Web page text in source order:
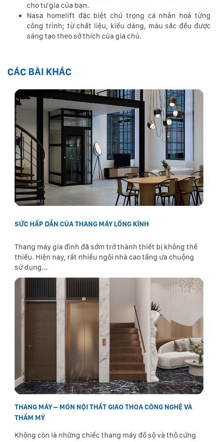
cho tư gia của bạn.
Nasa homelift đặc biệt chú trọng cá nhân hoá từng
công trình; từ chất liệu, kiểu dáng, màu sắc đều được
sáng tạo theo sở thích của gia chủ.
CÁC BÀI KHÁC
SỨC HẤP DẪN CỦA THANG MÁY LỒNG KÍNH
Thang máy gia đình đã sớm trở thành thiết bị không thể
thiếu. Hiện nay, rất nhiều ngôi nhà cao tầng ưa chuộng
sử dụng...
THANG MÁY – MÓN NỘI THẤT GIAO THOA CÔNG NGHỆ VÀ
THẨM MỸ
Không còn là những chiếc thang máy đồ sộ và thô cứng